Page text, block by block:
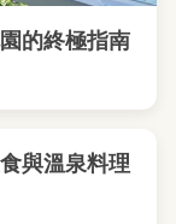
的終極指南
與溫泉料理